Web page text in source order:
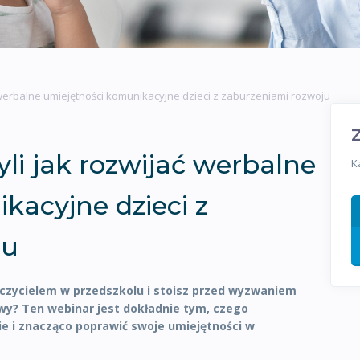
umiejętności komunikacyjne dzieci z zaburzeniami rozwoju
jak rozwijać werbalne
dzieci z
w przedszkolu i stoisz przed wyzwaniem
Ten webinar jest dokładnie tym, czego
i znacząco poprawić swoje umiejętności w